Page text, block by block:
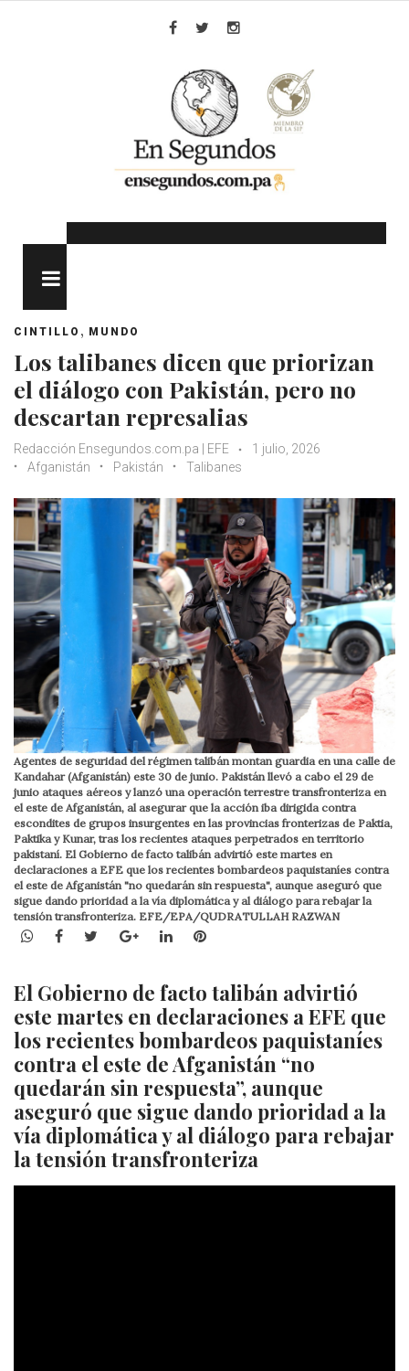
CINTILLO , MUNDO
Los talibanes dicen que priorizan
el diálogo con Pakistán, pero no
descartan represalias
Redacción Ensegundos.com.pa | EFE
1 julio, 2026
Afganistán
Pakistán Talibanes
Agentes de seguridad del régimen talibán montan guardia en una calle de
Kandahar (Afganistán) este 30 de junio. Pakistán llevó a cabo el 29 de
junio ataques aéreos y lanzó una operación terrestre transfronteriza en
el este de Afganistán, al asegurar que la acción iba dirigida contra
escondites de grupos insurgentes en las provincias fronterizas de Paktia,
Paktika y Kunar, tras los recientes ataques perpetrados en territorio
pakistaní. El Gobierno de facto talibán advirtió este martes en
declaraciones a EFE que los recientes bombardeos paquistaníes contra
el este de Afganistán "no quedarán sin respuesta", aunque aseguró que
sigue dando prioridad a la vía diplomática y al diálogo para rebajar la
tensión transfronteriza. EFE/EPA/QUDRATULLAH RAZWAN
WhatsApp
Facebook
TwitterGoogle+LinkedInPinterest
El Gobierno de facto talibán advirtió
este martes en declaraciones a EFE que
los recientes bombardeos paquistaníes
contra el este de Afganistán “no
quedarán sin respuesta”, aunque
aseguró que sigue dando prioridad a la
vía diplomática y al diálogo para rebajar
la tensión transfronteriza